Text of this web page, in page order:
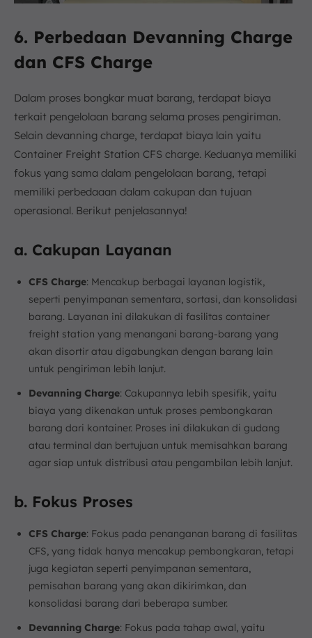
6. Perbedaan Devanning Charge
dan CFS Charge
Dalam proses bongkar muat barang, terdapat biaya
terkait pengelolaan barang selama proses pengiriman.
Selain devanning charge, terdapat biaya lain yaitu
Container Freight Station CFS charge. Keduanya memiliki
fokus yang sama dalam pengelolaan barang, tetapi
memiliki perbedaaan dalam cakupan dan tujuan
operasional. Berikut penjelasannya!
a. Cakupan Layanan
CFS Charge: Mencakup berbagai layanan logistik,
seperti penyimpanan sementara, sortasi, dan konsolidasi
barang. Layanan ini dilakukan di fasilitas container
freight station yang menangani barang-barang yang
akan disortir atau digabungkan dengan barang lain
untuk pengiriman lebih lanjut.
Devanning Charge: Cakupannya lebih spesifik, yaitu
biaya yang dikenakan untuk proses pembongkaran
barang dari kontainer. Proses ini dilakukan di gudang
atau terminal dan bertujuan untuk memisahkan barang
agar siap untuk distribusi atau pengambilan lebih lanjut.
b. Fokus Proses
CFS Charge: Fokus pada penanganan barang di fasilitas
CFS, yang tidak hanya mencakup pembongkaran, tetapi
juga kegiatan seperti penyimpanan sementara,
pemisahan barang yang akan dikirimkan, dan
konsolidasi barang dari beberapa sumber.
Devanning Charge: Fokus pada tahap awal, yaitu